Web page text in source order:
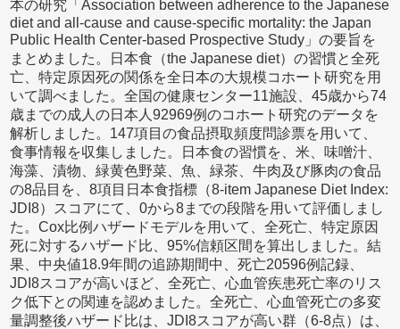
本の研究「Association between adherence to the Japanese
diet and all-cause and cause-specific mortality: the Japan
Public Health Center-based Prospective Study」の要旨を
まとめました。日本食（the Japanese diet）の習慣と全死
亡、特定原因死の関係を全日本の大規模コホート研究を用
いて調べました。全国の健康センター11施設、45歳から74
歳までの成人の日本人92969例のコホート研究のデータを
解析しました。147項目の食品摂取頻度問診票を用いて、
食事情報を収集しました。日本食の習慣を、米、味噌汁、
海藻、漬物、緑黄色野菜、魚、緑茶、牛肉及び豚肉の食品
の8品目を、8項目日本食指標（8-item Japanese Diet Index:
JDI8）スコアにて、0から8までの段階を用いて評価しまし
た。Cox比例ハザードモデルを用いて、全死亡、特定原因
死に対するハザード比、95%信頼区間を算出しました。結
果、中央値18.9年間の追跡期間中、死亡20596例記録、
JDI8スコアが高いほど、全死亡、心血管疾患死亡率のリス
ク低下との関連を認めました。全死亡、心血管死亡の多変
量調整後ハザード比は、JDI8スコアが高い群（6-8点）は、